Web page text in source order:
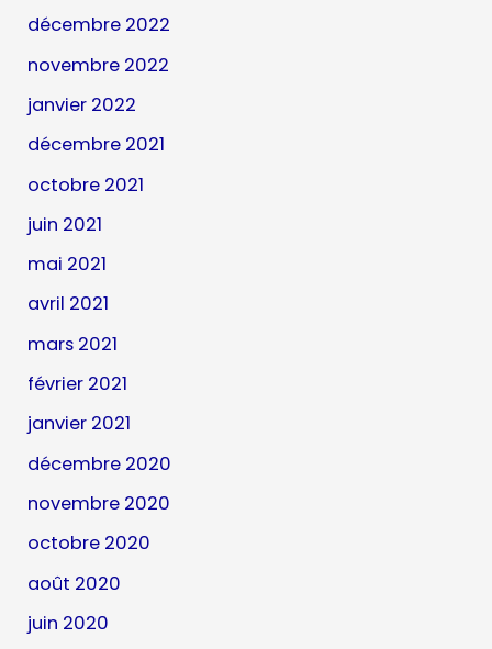
décembre 2022
novembre 2022
janvier 2022
décembre 2021
octobre 2021
juin 2021
mai 2021
avril 2021
mars 2021
février 2021
janvier 2021
décembre 2020
novembre 2020
octobre 2020
août 2020
juin 2020